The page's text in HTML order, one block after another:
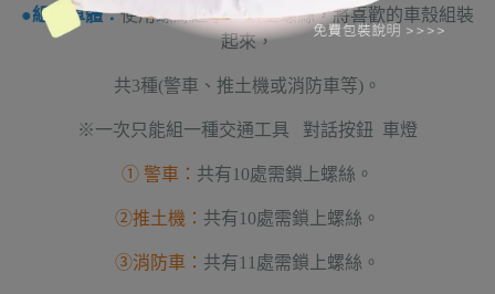
●組裝車體：使用螺絲起子，鎖上螺絲，將喜歡的車殼組裝
起來，
共3種(警車、推土機或消防車等)。
※一次只能組一種交通工具 對話按鈕 車燈
① 警車： 共有10處需鎖上螺絲。
②推土機： 共有10處需鎖上螺絲。
③消防車： 共有11處需鎖上螺絲。